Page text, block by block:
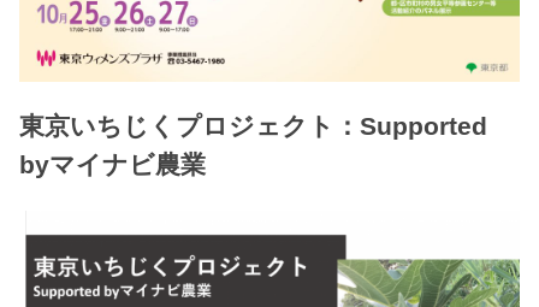
東京いちじくプロジェクト：Supported
byマイナビ農業